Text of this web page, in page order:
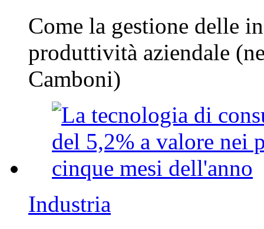
Come la gestione delle
produttività aziendale
Camboni)
Industria